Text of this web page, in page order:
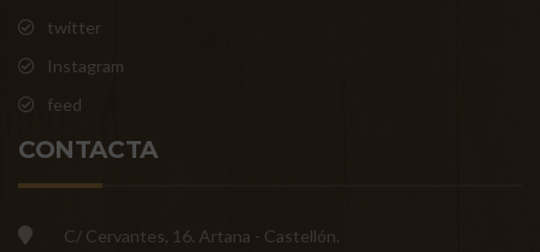
twitter
Instagram
feed
CONTACTA
C/ Cervantes, 16. Artana - Castellón.